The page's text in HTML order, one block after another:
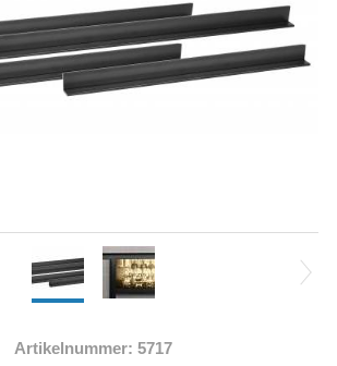
Artikelnummer: 5717